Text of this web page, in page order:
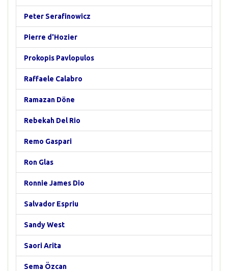
Peter Serafinowicz
Pierre d'Hozier
Prokopis Pavlopulos
Raffaele Calabro
Ramazan Döne
Rebekah Del Rio
Remo Gaspari
Ron Glas
Ronnie James Dio
Salvador Espriu
Sandy West
Saori Arita
Sema Özcan